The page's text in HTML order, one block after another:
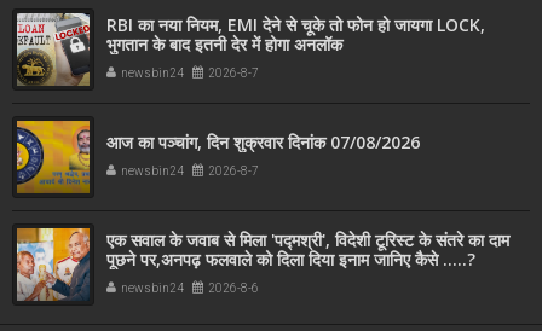
RBI का नया नियम, EMI देने से चूके तो फोन हो जायगा LOCK,
भुगतान के बाद इतनी देर में होगा अनलॉक
newsbin24 2026-8-7
आज का पञ्चांग, दिन शुक्रवार दिनांक 07/08/2026
newsbin24 2026-8-7
एक सवाल के जवाब से मिला 'पद्मश्री', विदेशी टूरिस्ट के संतरे का दाम
पूछने पर,अनपढ़ फलवाले को दिला दिया इनाम जानिए कैसे .....?
newsbin24 2026-8-6